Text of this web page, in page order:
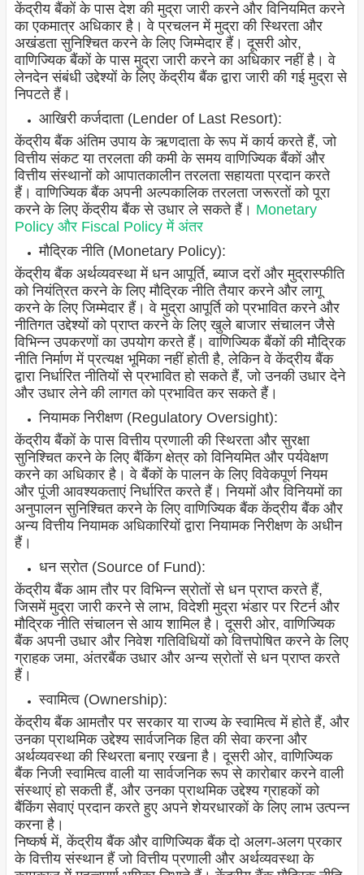
केंद्रीय बैंकों के पास देश की मुद्रा जारी करने और विनियमित करने
का एकमात्र अधिकार है। वे प्रचलन में मुद्रा की स्थिरता और
अखंडता सुनिश्चित करने के लिए जिम्मेदार हैं। दूसरी ओर,
वाणिज्यिक बैंकों के पास मुद्रा जारी करने का अधिकार नहीं है। वे
लेनदेन संबंधी उद्देश्यों के लिए केंद्रीय बैंक द्वारा जारी की गई मुद्रा से
निपटते हैं।
आखिरी कर्जदाता (Lender of Last Resort):
केंद्रीय बैंक अंतिम उपाय के ऋणदाता के रूप में कार्य करते हैं, जो
वित्तीय संकट या तरलता की कमी के समय वाणिज्यिक बैंकों और
वित्तीय संस्थानों को आपातकालीन तरलता सहायता प्रदान करते
हैं। वाणिज्यिक बैंक अपनी अल्पकालिक तरलता जरूरतों को पूरा
करने के लिए केंद्रीय बैंक से उधार ले सकते हैं। Monetary
Policy और Fiscal Policy में अंतर
मौद्रिक नीति (Monetary Policy):
केंद्रीय बैंक अर्थव्यवस्था में धन आपूर्ति, ब्याज दरों और मुद्रास्फीति
को नियंत्रित करने के लिए मौद्रिक नीति तैयार करने और लागू
करने के लिए जिम्मेदार हैं। वे मुद्रा आपूर्ति को प्रभावित करने और
नीतिगत उद्देश्यों को प्राप्त करने के लिए खुले बाजार संचालन जैसे
विभिन्न उपकरणों का उपयोग करते हैं। वाणिज्यिक बैंकों की मौद्रिक
नीति निर्माण में प्रत्यक्ष भूमिका नहीं होती है, लेकिन वे केंद्रीय बैंक
द्वारा निर्धारित नीतियों से प्रभावित हो सकते हैं, जो उनकी उधार देने
और उधार लेने की लागत को प्रभावित कर सकते हैं।
नियामक निरीक्षण (Regulatory Oversight):
केंद्रीय बैंकों के पास वित्तीय प्रणाली की स्थिरता और सुरक्षा
सुनिश्चित करने के लिए बैंकिंग क्षेत्र को विनियमित और पर्यवेक्षण
करने का अधिकार है। वे बैंकों के पालन के लिए विवेकपूर्ण नियम
और पूंजी आवश्यकताएं निर्धारित करते हैं। नियमों और विनियमों का
अनुपालन सुनिश्चित करने के लिए वाणिज्यिक बैंक केंद्रीय बैंक और
अन्य वित्तीय नियामक अधिकारियों द्वारा नियामक निरीक्षण के अधीन
हैं।
धन स्रोत (Source of Fund):
केंद्रीय बैंक आम तौर पर विभिन्न स्रोतों से धन प्राप्त करते हैं,
जिसमें मुद्रा जारी करने से लाभ, विदेशी मुद्रा भंडार पर रिटर्न और
मौद्रिक नीति संचालन से आय शामिल है। दूसरी ओर, वाणिज्यिक
बैंक अपनी उधार और निवेश गतिविधियों को वित्तपोषित करने के लिए
ग्राहक जमा, अंतरबैंक उधार और अन्य स्रोतों से धन प्राप्त करते
हैं।
स्वामित्व (Ownership):
केंद्रीय बैंक आमतौर पर सरकार या राज्य के स्वामित्व में होते हैं, और
उनका प्राथमिक उद्देश्य सार्वजनिक हित की सेवा करना और
अर्थव्यवस्था की स्थिरता बनाए रखना है। दूसरी ओर, वाणिज्यिक
बैंक निजी स्वामित्व वाली या सार्वजनिक रूप से कारोबार करने वाली
संस्थाएं हो सकती हैं, और उनका प्राथमिक उद्देश्य ग्राहकों को
बैंकिंग सेवाएं प्रदान करते हुए अपने शेयरधारकों के लिए लाभ उत्पन्न
करना है।
निष्कर्ष में, केंद्रीय बैंक और वाणिज्यिक बैंक दो अलग-अलग प्रकार
के वित्तीय संस्थान हैं जो वित्तीय प्रणाली और अर्थव्यवस्था के